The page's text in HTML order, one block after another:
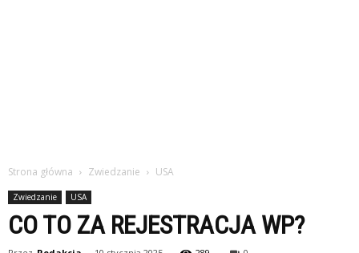
Strona główna Zwiedzanie USA
Zwiedzanie USA
CO TO ZA REJESTRACJA WP?